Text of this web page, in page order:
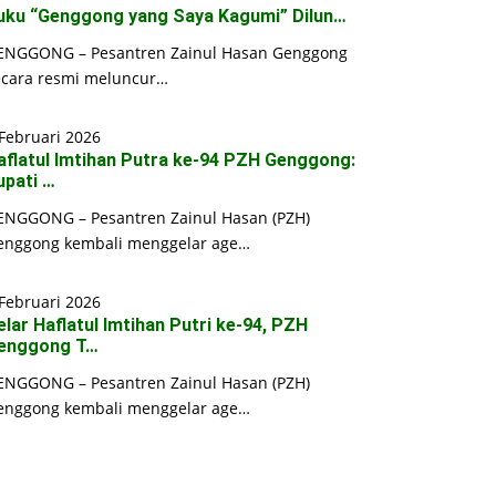
“Genggong yang Saya Kagumi” Dilun…
– Pesantren Zainul Hasan Genggong
resmi meluncur…
2026
Imtihan Putra ke-94 PZH Genggong:
…
– Pesantren Zainul Hasan (PZH)
kembali menggelar age…
2026
Haflatul Imtihan Putri ke-94, PZH
T…
– Pesantren Zainul Hasan (PZH)
kembali menggelar age…